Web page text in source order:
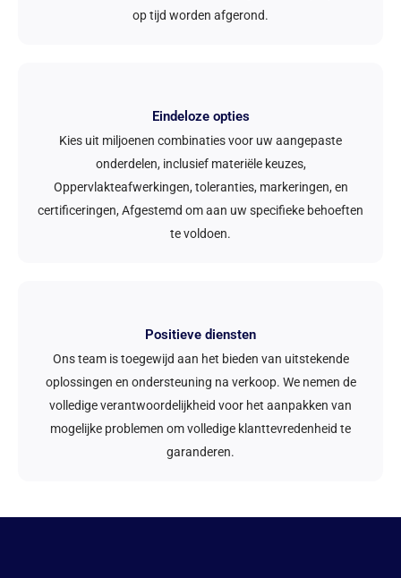
op tijd worden afgerond.
Eindeloze opties
Kies uit miljoenen combinaties voor uw aangepaste
onderdelen, inclusief materiële keuzes,
Oppervlakteafwerkingen, toleranties, markeringen, en
certificeringen, Afgestemd om aan uw specifieke behoeften
te voldoen.
Positieve diensten
Ons team is toegewijd aan het bieden van uitstekende
oplossingen en ondersteuning na verkoop. We nemen de
volledige verantwoordelijkheid voor het aanpakken van
mogelijke problemen om volledige klanttevredenheid te
garanderen.